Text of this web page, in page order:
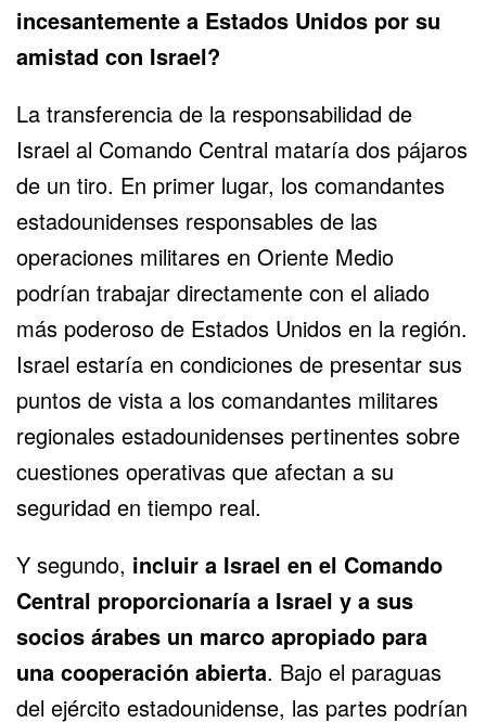
incesantemente a Estados Unidos por su
amistad con Israel?
La transferencia de la responsabilidad de
Israel al Comando Central mataría dos pájaros
de un tiro. En primer lugar, los comandantes
estadounidenses responsables de las
operaciones militares en Oriente Medio
podrían trabajar directamente con el aliado
más poderoso de Estados Unidos en la región.
Israel estaría en condiciones de presentar sus
puntos de vista a los comandantes militares
regionales estadounidenses pertinentes sobre
cuestiones operativas que afectan a su
seguridad en tiempo real.
Y segundo, incluir a Israel en el Comando
Central proporcionaría a Israel y a sus
socios árabes un marco apropiado para
una cooperación abierta. Bajo el paraguas
del ejército estadounidense, las partes podrían